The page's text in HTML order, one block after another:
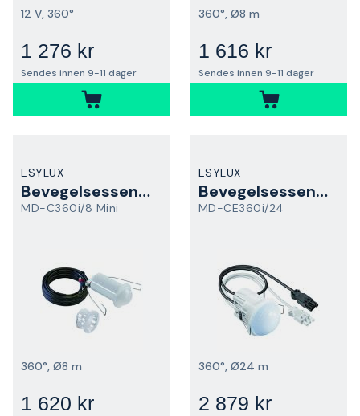
12 V, 360°
1 276 kr
Sendes innen 9-11 dager
360°, Ø8 m
1 616 kr
Sendes innen 9-11 dager
ESYLUX
Bevegelsessensor
MD-C360i/8 Mini
360°, Ø8 m
1 620 kr
ESYLUX
Bevegelsessensor
MD-CE360i/24
360°, Ø24 m
2 879 kr